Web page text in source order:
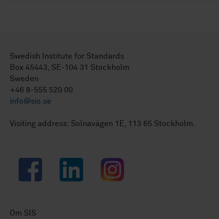
Swedish Institute for Standards
Box 45443, SE-104 31 Stockholm
Sweden
+46 8-555 520 00
info@sis.se
Visiting address: Solnavägen 1E, 113 65 Stockholm.
Facebook LinkedIn Instagram
Om SIS